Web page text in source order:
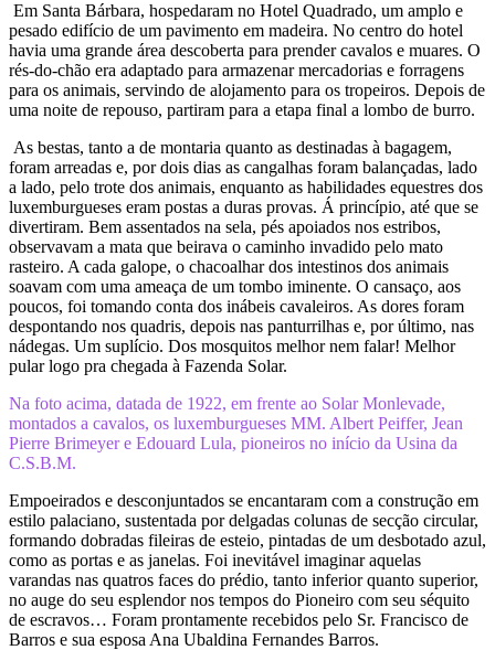
Em Santa Bárbara, hospedaram no Hotel Quadrado, um amplo e
pesado edifício de um pavimento em madeira. No centro do hotel
havia uma grande área descoberta para prender cavalos e muares. O
rés-do-chão era adaptado para armazenar mercadorias e forragens
para os animais, servindo de alojamento para os tropeiros. Depois de
uma noite de repouso, partiram para a etapa final a lombo de burro.
As bestas, tanto a de montaria quanto as destinadas à bagagem,
foram arreadas e, por dois dias as cangalhas foram balançadas, lado
a lado, pelo trote dos animais, enquanto as habilidades equestres dos
luxemburgueses eram postas a duras provas. Á princípio, até que se
divertiram. Bem assentados na sela, pés apoiados nos estribos,
observavam a mata que beirava o caminho invadido pelo mato
rasteiro. A cada galope, o chacoalhar dos intestinos dos animais
soavam com uma ameaça de um tombo iminente. O cansaço, aos
poucos, foi tomando conta dos inábeis cavaleiros. As dores foram
despontando nos quadris, depois nas panturrilhas e, por último, nas
nádegas. Um suplício. Dos mosquitos melhor nem falar! Melhor
pular logo pra chegada à Fazenda Solar.
Na foto acima, datada de 1922, em frente ao Solar Monlevade,
montados a cavalos, os luxemburgueses MM. Albert Peiffer, Jean
Pierre Brimeyer e Edouard Lula, pioneiros no início da Usina da
C.S.B.M.
Empoeirados e desconjuntados se encantaram com a construção em
estilo palaciano, sustentada por delgadas colunas de secção circular,
formando dobradas fileiras de esteio, pintadas de um desbotado azul,
como as portas e as janelas. Foi inevitável imaginar aquelas
varandas nas quatros faces do prédio, tanto inferior quanto superior,
no auge do seu esplendor nos tempos do Pioneiro com seu séquito
de escravos… Foram prontamente recebidos pelo Sr. Francisco de
Barros e sua esposa Ana Ubaldina Fernandes Barros.